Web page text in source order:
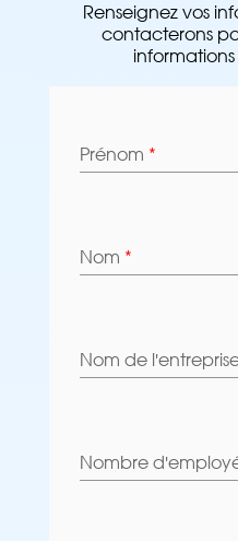
Renseignez vos
contacterons
Prénom *
Nom *
Nom de
Nombre